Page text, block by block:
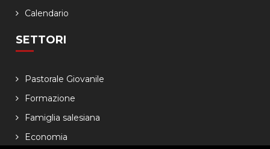
Calendario
SETTORI
Pastorale Giovanile
Formazione
Famiglia salesiana
Economia